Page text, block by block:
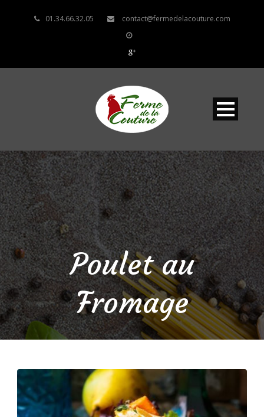
01.34.66.32.05 contact@fermedelacouture.com
Poulet au
Fromage